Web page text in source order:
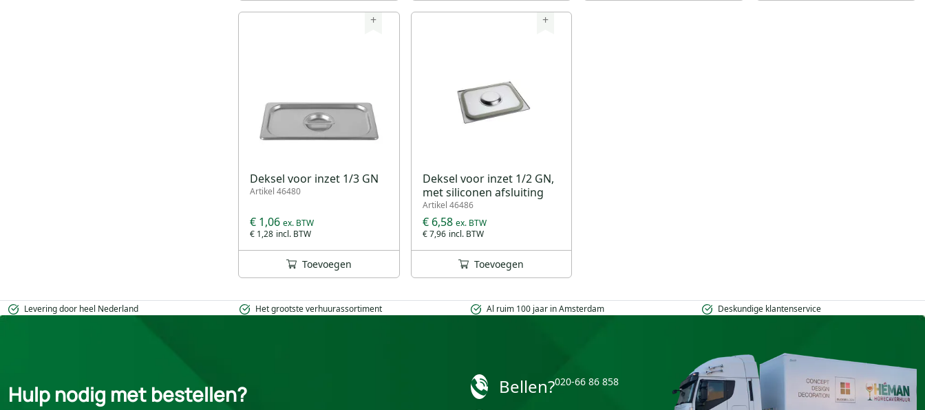
+
Deksel voor inzet 1/3 GN
Artikel 46480
€ 1,28
€ 1,06
Toevoegen
+
Deksel voor inzet 1/2 GN,
met siliconen afsluiting
Artikel 46486
€ 7,96
€ 6,58
Toevoegen
Levering door heel Nederland Het grootste verhuurassortiment Al ruim 100 jaar in Amsterdam Deskundige klantenservice
Hulp nodig met bestellen? Bellen?020-66 86 858